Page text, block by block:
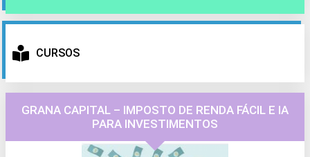
CURSOS
GRANA CAPITAL – IMPOSTO DE RENDA FÁCIL E IA
PARA INVESTIMENTOS